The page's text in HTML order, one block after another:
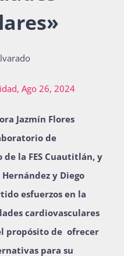
2027-1
»
Ago 26, 2024
Jazmín Flores
de
la FES Cuautitlán, y
y Diego
esfuerzos en la
cardiovasculares
propósito de ofrecer
para su